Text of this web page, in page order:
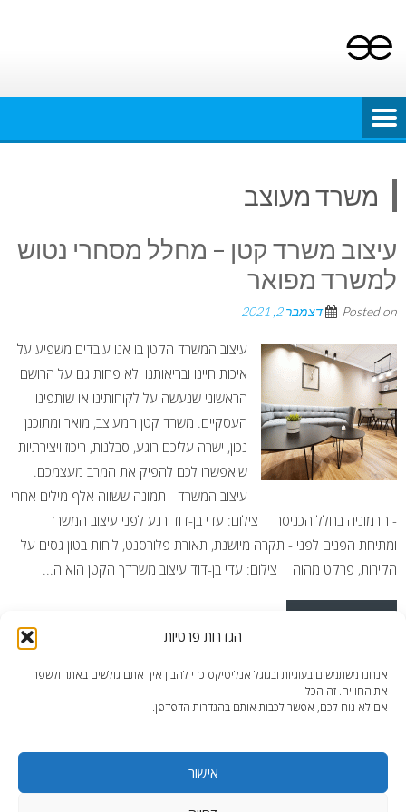
הגדרות פרטיות
אנחנו משתמשים בעוגיות ובגוגל אנליטיקס כדי להבין איך אתם גולשים באתר ולשפר
את החוויה. זה הכל!
אם לא נוח לכם, אפשר לכבות אותם בהגדרות הדפדפן.
אישור
content
משרד מעוצב
עיצוב משרד קטן – מחלל מסחרי נטוש
למשרד מפואר
Posted on דצמבר 2, 2021
עיצוב המשרד הקטן בו אנו עובדים משפיע על
איכות חיינו ובריאותנו ולא פחות גם על הרושם
הראשוני שנעשה על לקוחותינו או שותפינו
העסקיים. משרד קטן המעוצב, מואר ומתוכנן
נכון, ישרה עליכם רוגע, סבלנות, ריכוז ויצירתיות
שיאפשרו לכם להפיק את המרב מעצמכם.
עיצוב המשרד - תמונה ששווה אלף מילים אחרי
- הרמוניה בחלל הכניסה | צילום: עדי בן-דוד רגע לפני עיצוב המשרד
ומתיחת הפנים לפני - תקרה מיושנת, תאורת פלורסנט, לוחות בטון גסים על
הקירות, פרקט מהוה | צילום: עדי בן-דוד עיצוב משרדך הקטן הוא ה...
READ MORE
קטן, עיצוב משרד קטן,שיפוץ משרד